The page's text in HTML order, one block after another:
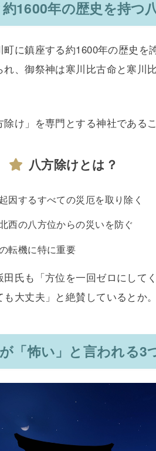
1600年の歴史を持つ
に鎮座する約1600年の歴史を
、御祭神は寒川比古命と寒川
け」を専門とする神社であるこ
八方除けとは？
因するすべての災厄を取り除く
西の八方位からの災いを防ぐ
転機に特に重要
氏も「方位を一回ゼロにして
大丈夫」と絶賛しているとか。
「怖い」と言われる3